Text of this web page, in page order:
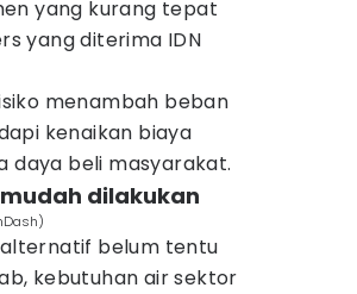
yang kurang tepat
yang diterima IDN
menambah beban
kenaikan biaya
daya beli masyarakat.
dilakukan
alternatif belum tentu
kebutuhan air sektor